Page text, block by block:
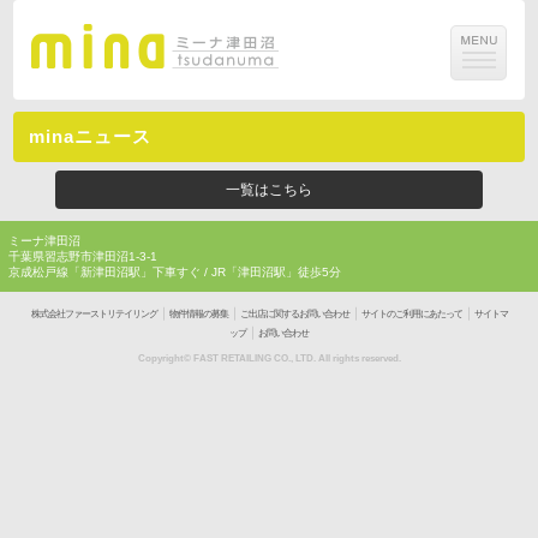
minaニュース
一覧はこちら
ミーナ津田沼
千葉県習志野市津田沼1-3-1
京成松戸線「新津田沼駅」下車すぐ / JR「津田沼駅」徒歩5分
株式会社ファーストリテイリング｜ 物件情報の募集｜ ご出店に関するお問い合わせ｜ サイトのご利用にあたって｜
サイトマ
ップ｜ お問い合わせ
Copyright© FAST RETAILING CO., LTD. All rights reserved.